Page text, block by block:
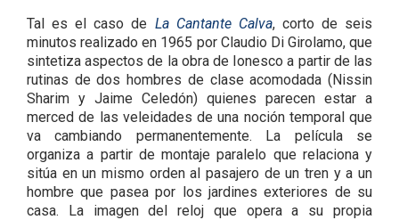
Tal es el caso de La Cantante Calva, corto de seis
minutos realizado en 1965 por Claudio Di Girolamo, que
sintetiza aspectos de la obra de Ionesco a partir de las
rutinas de dos hombres de clase acomodada (Nissin
Sharim y Jaime Celedón) quienes parecen estar a
merced de las veleidades de una noción temporal que
va cambiando permanentemente. La película se
organiza a partir de montaje paralelo que relaciona y
sitúa en un mismo orden al pasajero de un tren y a un
hombre que pasea por los jardines exteriores de su
casa. La imagen del reloj que opera a su propia